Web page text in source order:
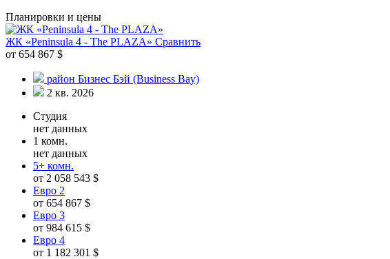
Планировки и цены
ЖК «Peninsula 4 - The PLAZA» Сравнить
от 654 867 $
район Бизнес Бэй (Business Bay)
2 кв. 2026
Студия
нет данных
1 комн.
нет данных
5+ комн.
от 2 058 543 $
Евро 2
от 654 867 $
Евро 3
от 984 615 $
Евро 4
от 1 182 301 $